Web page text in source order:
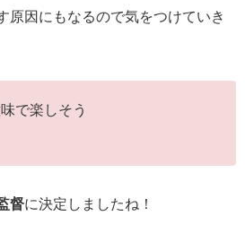
原因にもなるので気をつけていき
で楽しそう
督に決定しましたね！